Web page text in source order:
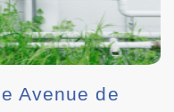
Avenue de